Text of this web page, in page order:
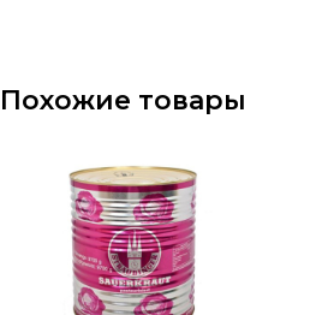
Похожие товары